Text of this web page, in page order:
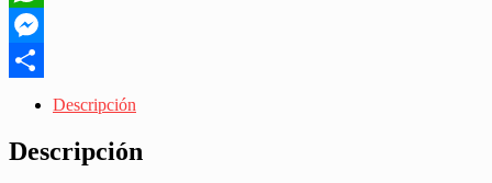
WhatsApp
Messenger
Descripción
Descripción